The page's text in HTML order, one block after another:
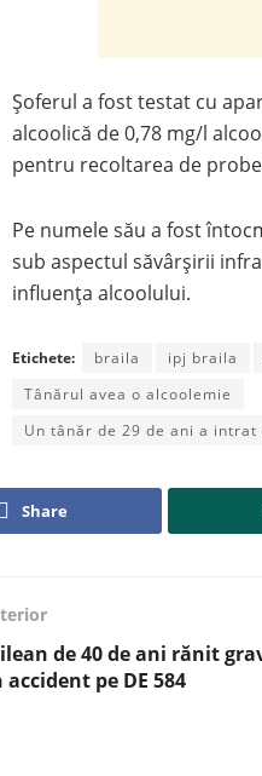
Șoferul a fost testat cu
alcoolică de 0,78 mg/l
pentru recoltarea de
Pe numele său a fost
sub aspectul săvârșirii
influența alcoolului.
Etichete: braila ipj braila
Tânărul avea o alcoolemie
Un tânăr de 29 de ani a
Share
de 40 de ani rănit
pe DE 584